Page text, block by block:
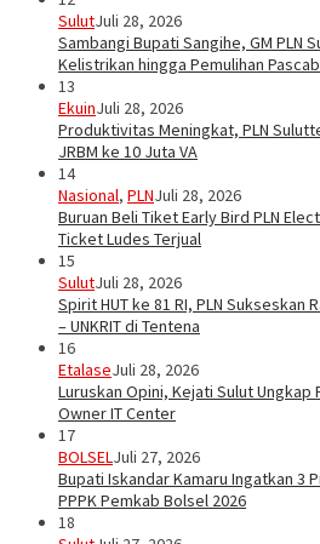
SulutJuli 28, 2026
Sambangi Bupati Sangihe, GM PLN
Kelistrikan hingga Pemulihan
13
EkuinJuli 28, 2026
Produktivitas Meningkat, PLN
JRBM ke 10 Juta VA
14
Nasional, PLNJuli 28, 2026
Buruan Beli Tiket Early Bird PLN
Ticket Ludes Terjual
15
SulutJuli 28, 2026
Spirit HUT ke 81 RI, PLN Sukseskan
– UNKRIT di Tentena
16
EtalaseJuli 28, 2026
Luruskan Opini, Kejati Sulut Ungkap
Owner IT Center
17
BOLSELJuli 27, 2026
Bupati Iskandar Kamaru Ingatkan 3
PPPK Pemkab Bolsel 2026
18